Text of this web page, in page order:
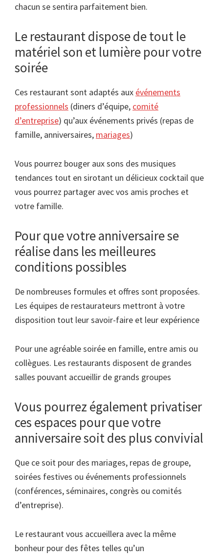
chacun se sentira parfaitement bien.
Le restaurant dispose de tout le
matériel son et lumière pour votre
soirée
Ces restaurant sont adaptés aux événements
professionnels (diners d’équipe, comité
d’entreprise) qu’aux événements privés (repas de
famille, anniversaires, mariages)
Vous pourrez bouger aux sons des musiques
tendances tout en sirotant un délicieux cocktail que
vous pourrez partager avec vos amis proches et
votre famille.
Pour que votre anniversaire se
réalise dans les meilleures
conditions possibles
De nombreuses formules et offres sont proposées.
Les équipes de restaurateurs mettront à votre
disposition tout leur savoir-faire et leur expérience
Pour une agréable soirée en famille, entre amis ou
collègues. Les restaurants disposent de grandes
salles pouvant accueillir de grands groupes
Vous pourrez également privatiser
ces espaces pour que votre
anniversaire soit des plus convivial
Que ce soit pour des mariages, repas de groupe,
soirées festives ou événements professionnels
(conférences, séminaires, congrès ou comités
d’entreprise).
Le restaurant vous accueillera avec la même
bonheur pour des fêtes telles qu’un